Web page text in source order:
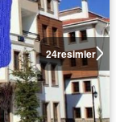
24resimler